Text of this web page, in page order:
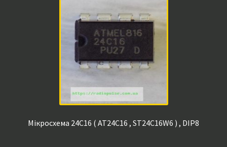
Мікросхема 24C16 ( AT24C16 , ST24C16W6 ) , DIP8